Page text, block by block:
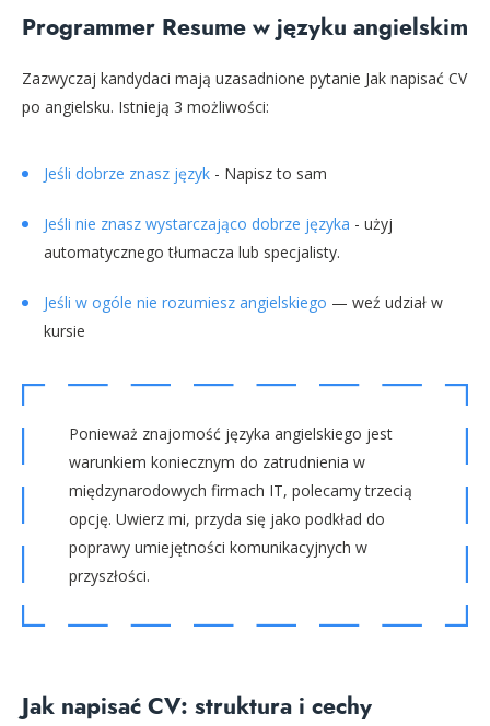
Programmer Resume w języku angielskim
Zazwyczaj kandydaci mają uzasadnione pytanie Jak napisać CV
po angielsku. Istnieją 3 możliwości:
Jeśli dobrze znasz język - Napisz to sam
Jeśli nie znasz wystarczająco dobrze języka - użyj
automatycznego tłumacza lub specjalisty.
Jeśli w ogóle nie rozumiesz angielskiego — weź udział w
kursie
Ponieważ znajomość języka angielskiego jest
warunkiem koniecznym do zatrudnienia w
międzynarodowych firmach IT, polecamy trzecią
opcję. Uwierz mi, przyda się jako podkład do
poprawy umiejętności komunikacyjnych w
przyszłości.
Jak napisać CV: struktura i cechy